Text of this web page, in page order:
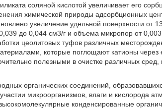
соляной кислотой увеличивает его
химической природы адсорбционных
увеличение удельной поверхности от
до 0,044 см3/г и объема микропор от
цеолитовых туфов различных
которые поглощают катионы через
полезными в очистке различных
органических соединений,
микроорганизмов, влаги и кислорода
конденсированные